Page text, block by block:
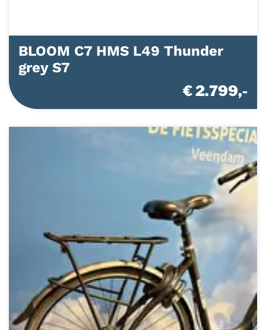
BLOOM C7 HMS L49 Thunder
grey S7
€ 2.799,-